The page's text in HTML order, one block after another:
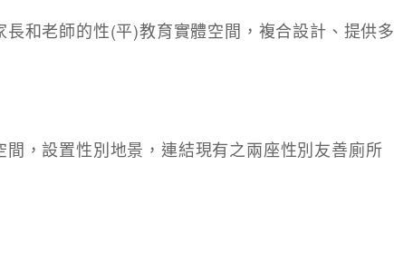
和老師的性(平)教育實體空間，複合設計、提供多
，設置性別地景，連結現有之兩座性別友善廁所